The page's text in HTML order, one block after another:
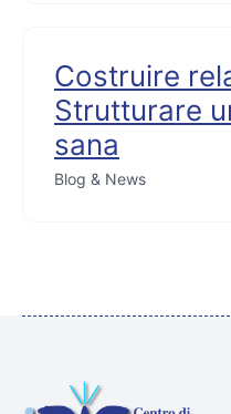
Costruire
Strutturare
sana
Blog & News